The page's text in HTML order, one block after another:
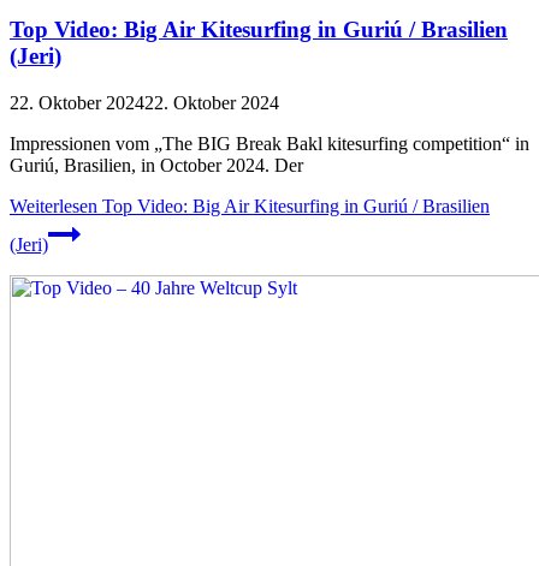
Top Video: Big Air Kitesurfing in Guriú / Brasilien
(Jeri)
22. Oktober 202422. Oktober 2024
Impressionen vom „The BIG Break Bakl kitesurfing competition“ in
Guriú, Brasilien, in October 2024. Der
Weiterlesen Top Video: Big Air Kitesurfing in Guriú / Brasilien
(Jeri)